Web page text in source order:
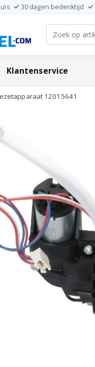
30 dagen bedenktijd
Klantenservice
12015641